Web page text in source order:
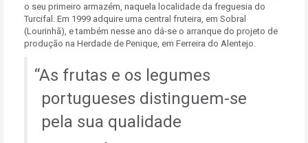
o seu primeiro armazém, naquela localidade da freguesia do
Turcifal. Em 1999 adquire uma central fruteira, em Sobral
(Lourinhã), e também nesse ano dá-se o arranque do projeto de
produção na Herdade de Penique, em Ferreira do Alentejo.
As frutas e os legumes
portugueses distinguem-se
pela sua qualidade